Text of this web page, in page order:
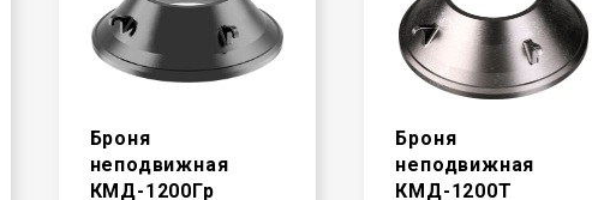
Броня
неподвижная
КМД-1200Гр
Броня
неподвижная
КМД-1200Т